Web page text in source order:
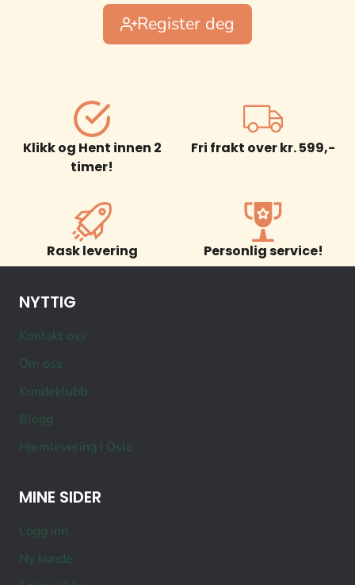
Register deg
Klikk og Hent innen 2
timer!
Fri frakt over kr. 599,-
Rask levering Personlig service!
NYTTIG
Kontakt oss
Om oss
Kundeklubb
Blogg
Hjemlevering i Oslo
MINE SIDER
Logg inn
Ny kunde